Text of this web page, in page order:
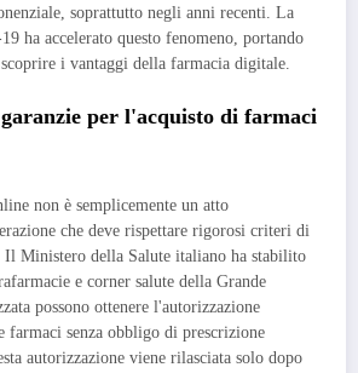
soprattutto negli anni recenti. La
ha accelerato questo fenomeno, portando
i vantaggi della farmacia digitale.
per l'acquisto di farmaci
non è semplicemente un atto
che deve rispettare rigorosi criteri di
Il Ministero della Salute italiano ha stabilito
e corner salute della Grande
possono ottenere l'autorizzazione
farmaci senza obbligo di prescrizione
autorizzazione viene rilasciata solo dopo